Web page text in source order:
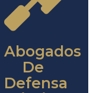
Abogados
De
Defensa